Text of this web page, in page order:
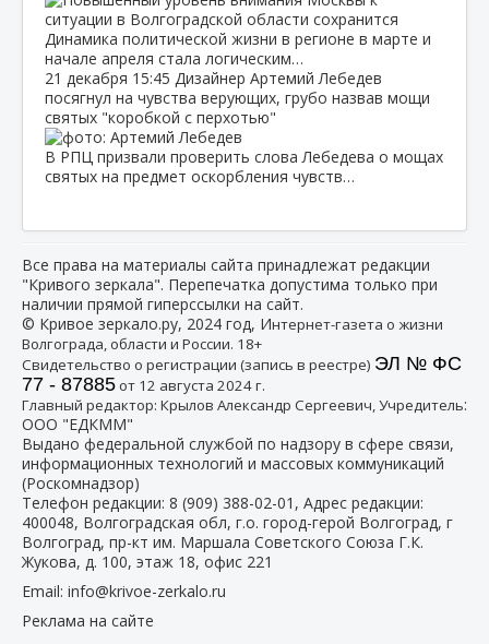
Динамика политической жизни в регионе в марте и
начале апреля стала логическим…
21 декабря 15:45 Дизайнер Артемий Лебедев
посягнул на чувства верующих, грубо назвав мощи
святых "коробкой с перхотью"
В РПЦ призвали проверить слова Лебедева о мощах
святых на предмет оскорбления чувств…
Все права на материалы сайта принадлежат редакции
"Кривого зеркала". Перепечатка допустима только при
наличии прямой гиперссылки на сайт.
© Кривое зеркало.ру, 2024 год, Интернет-газета о жизни
Волгограда, области и России. 18+
Свидетельство о регистрации (запись в реестре) ЭЛ № ФС
77 - 87885от 12 августа 2024 г.
Главный редактор: Крылов Александр Сергеевич, Учредитель:
ООО "ЕДКММ"
Выдано федеральной службой по надзору в сфере связи,
информационных технологий и массовых коммуникаций
(Роскомнадзор)
Телефон редакции: 8 (909) 388-02-01 , Адрес редакции:
400048, Волгоградская обл, г.о. город-герой Волгоград, г
Волгоград, пр-кт им. Маршала Советского Союза Г.К.
Жукова, д. 100, этаж 18, офис 221
Email: info@krivoe-zerkalo.ru
Реклама на сайте